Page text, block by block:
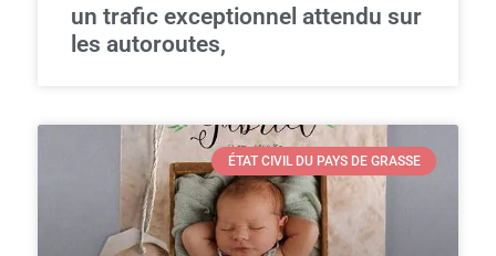
un trafic exceptionnel attendu sur
les autoroutes,
ÉTAT CIVIL DU PAYS DE GRASSE